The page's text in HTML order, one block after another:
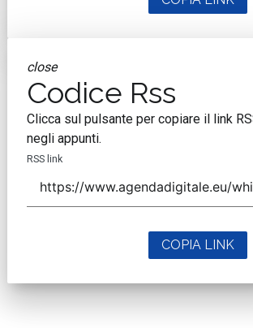
close
Codice Rss
Clicca sul pulsante per copiare il link
negli appunti.
RSS link
COPIA LINK